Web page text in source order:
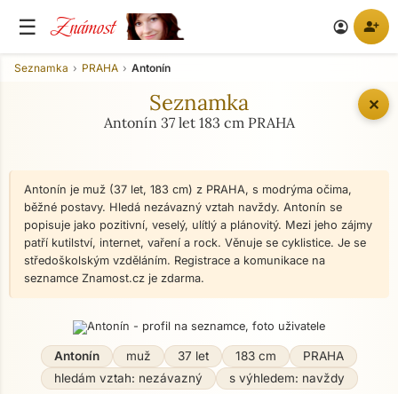
☰ Známost account_circle person_add
✕
Seznamka PRAHA Antonín
Seznamka
Antonín 37 let 183 cm PRAHA
Antonín je muž (37 let, 183 cm) z PRAHA, s modrýma očima,
běžné postavy. Hledá nezávazný vztah navždy. Antonín se
popisuje jako pozitivní, veselý, ulítlý a plánovitý. Mezi jeho zájmy
patří kutilství, internet, vaření a rock. Věnuje se cyklistice. Je se
středoškolským vzděláním. Registrace a komunikace na
seznamce Znamost.cz je zdarma.
Antonín muž 37 let 183 cm
PRAHA
hledám vztah: nezávazný
s výhledem: navždy